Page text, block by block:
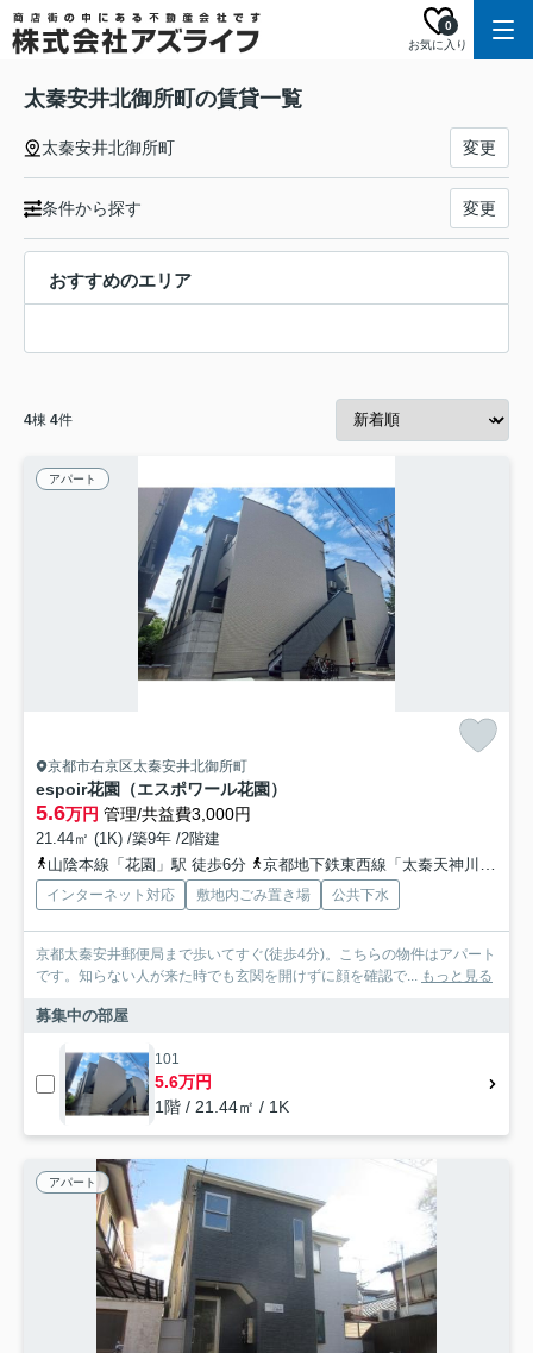
お気に入り
0
太秦安井北御所町の賃貸一覧
太秦安井北御所町 変更
条件から探す 変更
おすすめのエリア
4棟 4件
アパート
京都市右京区太秦安井北御所町
espoir花園（エスポワール花園）
5.6万円 管理/共益費3,000円
21.44㎡ (1K) /築9年 /2階建
山陰本線「花園」駅 徒歩6分
京都地下鉄東西線「太秦天神川」駅 徒歩12分
インターネット対応 敷地内ごみ置き場 公共下水
京都太秦安井郵便局まで歩いてすぐ(徒歩4分)。こちらの物件はアパート
です。知らない人が来た時でも玄関を開けずに顔を確認で... もっと見る
募集中の部屋
101
5.6万円
1階 / 21.44㎡ / 1K
アパート